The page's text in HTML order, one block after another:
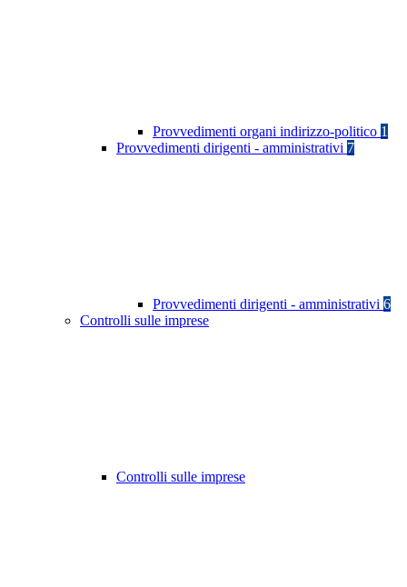
Provvedimenti organi indirizzo-politico 1
Provvedimenti dirigenti - amministrativi 7
Provvedimenti dirigenti - amministrativi 6
Controlli sulle imprese
Controlli sulle imprese